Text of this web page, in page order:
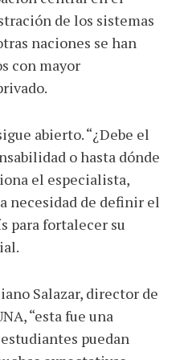
de los sistemas
naciones se han
con mayor
abierto. “¿Debe el
o hasta dónde
el especialista,
necesidad de definir el
para fortalecer su
Salazar, director de
“esta fue una
puedan